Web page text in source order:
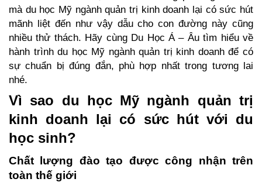
mà du học Mỹ ngành quản trị kinh doanh lại có sức hút
mãnh liệt đến như vậy dẫu cho con đường này cũng
nhiều thử thách. Hãy cùng Du Học Á – Âu tìm hiểu về
hành trình du học Mỹ ngành quản trị kinh doanh để có
sự chuẩn bị đúng đắn, phù hợp nhất trong tương lai
nhé.
Vì sao du học Mỹ ngành quản trị
kinh doanh lại có sức hút với du
học sinh?
Chất lượng đào tạo được công nhận trên
toàn thế giới